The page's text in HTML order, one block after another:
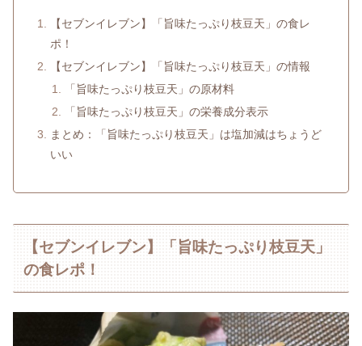
【セブンイレブン】「旨味たっぷり枝豆天」の食レ
ポ！
【セブンイレブン】「旨味たっぷり枝豆天」の情報
「旨味たっぷり枝豆天」の原材料
「旨味たっぷり枝豆天」の栄養成分表示
まとめ：「旨味たっぷり枝豆天」は塩加減はちょうど
いい
【セブンイレブン】「旨味たっぷり枝豆天」
の食レポ！